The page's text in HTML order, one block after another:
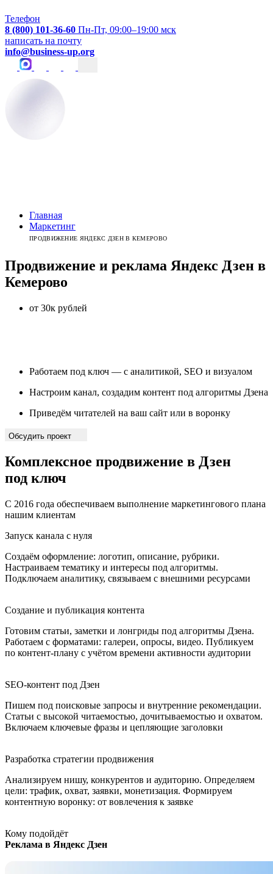
Телефон
8 (800) 101-36-60 Пн-Пт, 09:00–19:00 мск
написать на почту
info@business-up.org
Главная
Маркетинг
ПРОДВИЖЕНИЕ ЯНДЕКС ДЗЕН В КЕМЕРОВО
Продвижение и реклама Яндекс Дзен в
Кемерово
от 30к рублей
Работаем под ключ — с аналитикой, SEO и визуалом
Настроим канал, создадим контент под алгоритмы Дзена
Приведём читателей на ваш сайт или в воронку
Обсудить проект
Комплексное продвижение в Дзен
под ключ
С 2016 года обеспечиваем выполнение маркетингового плана
нашим клиентам
Запуск канала с нуля
Создаём оформление: логотип, описание, рубрики.
Настраиваем тематику и интересы под алгоритмы.
Подключаем аналитику, связываем с внешними ресурсами
Создание и публикация контента
Готовим статьи, заметки и лонгриды под алгоритмы Дзена.
Работаем с форматами: галереи, опросы, видео. Публикуем
по контент-плану с учётом времени активности аудитории
SEO-контент под Дзен
Пишем под поисковые запросы и внутренние рекомендации.
Статьи с высокой читаемостью, дочитываемостью и охватом.
Включаем ключевые фразы и цепляющие заголовки
Разработка стратегии продвижения
Анализируем нишу, конкурентов и аудиторию. Определяем
цели: трафик, охват, заявки, монетизация. Формируем
контентную воронку: от вовлечения к заявке
Кому подойдёт
Реклама в Яндекс Дзен